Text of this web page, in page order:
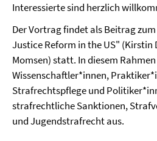
Interessierte sind herzlich
Der Vortrag findet als Beitrag
Justice Reform in the US" (Kirstin
Momsen) statt. In diesem
Wissenschaftler*innen,
Strafrechtspflege und
strafrechtliche Sanktionen,
und Jugendstrafrecht aus.